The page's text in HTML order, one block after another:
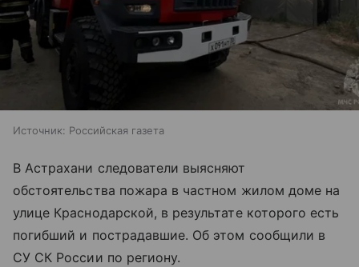
Источник: Российская газета
В Астрахани следователи выясняют
обстоятельства пожара в частном жилом доме на
улице Краснодарской, в результате которого есть
погибший и пострадавшие. Об этом сообщили в
СУ СК России по региону.